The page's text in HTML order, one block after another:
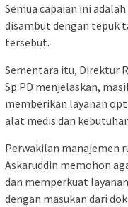
Semua capaian ini
disambut dengan tepuk
tersebut.
Sementara itu, Direktur
Sp.PD menjelaskan,
memberikan layanan
alat medis dan
Perwakilan manajemen
Askaruddin memohon
dan memperkuat
dengan masukan dari